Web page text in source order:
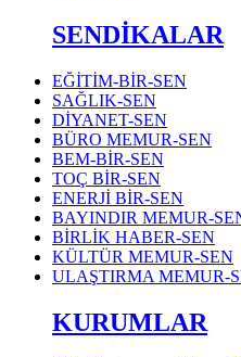
SENDİKALAR
EĞİTİM-BİR-SEN
SAĞLIK-SEN
DİYANET-SEN
BÜRO MEMUR-SEN
BEM-BİR-SEN
TOÇ BİR-SEN
ENERJİ BİR-SEN
BAYINDIR MEMUR-
BİRLİK HABER-SEN
KÜLTÜR MEMUR-SEN
ULAŞTIRMA MEMUR-
KURUMLAR